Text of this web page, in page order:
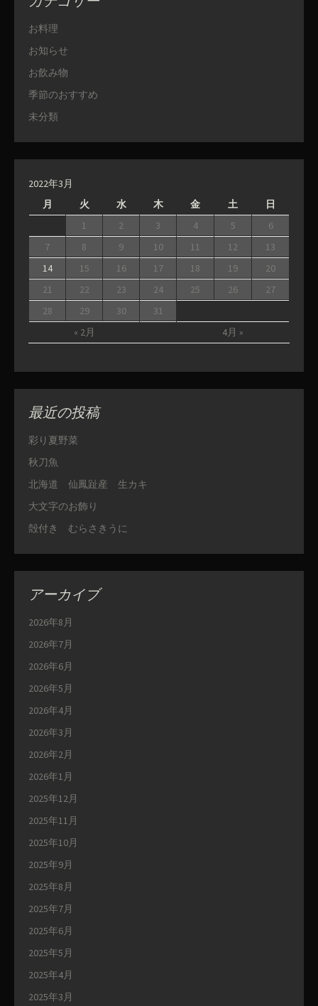
お料理
お知らせ
お飲み物
季節のおすすめ
未分類
2022年3月
月
火 水 木 金 土 日
« 2月 4月 »
1 2 3 4 5
6
7
8 9 10 11 12
13
14
15 16 17 18 19
20
21
22 23 24 25 26
27
28
29 30 31
最近の投稿
彩り夏野菜
秋刀魚
北海道 仙鳳趾産 生カキ
大文字のお飾り
殻付き むらさきうに
アーカイブ
2026年8月
2026年7月
2026年6月
2026年5月
2026年4月
2026年3月
2026年2月
2026年1月
2025年12月
2025年11月
2025年10月
2025年9月
2025年8月
2025年7月
2025年6月
2025年5月
2025年4月
2025年3月